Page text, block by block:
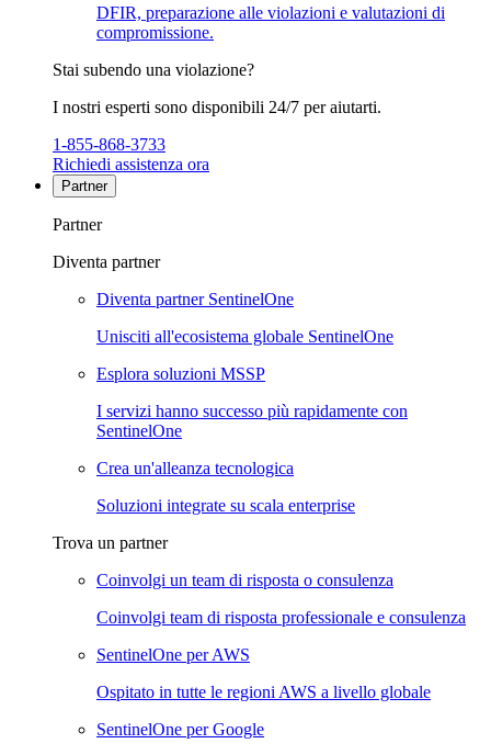
DFIR, preparazione alle violazioni e valutazioni di
compromissione.
Stai subendo una violazione?
I nostri esperti sono disponibili 24/7 per aiutarti.
1-855-868-3733
Richiedi assistenza ora
Partner
Partner
Diventa partner
Diventa partner SentinelOne
Unisciti all'ecosistema globale SentinelOne
Esplora soluzioni MSSP
I servizi hanno successo più rapidamente con
SentinelOne
Crea un'alleanza tecnologica
Soluzioni integrate su scala enterprise
Trova un partner
Coinvolgi un team di risposta o consulenza
Coinvolgi team di risposta professionale e consulenza
SentinelOne per AWS
Ospitato in tutte le regioni AWS a livello globale
SentinelOne per Google